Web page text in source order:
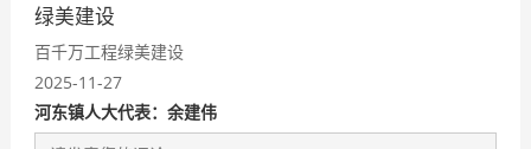
绿美建设
百千万工程绿美建设
2025-11-27
河东镇人大代表：余建伟